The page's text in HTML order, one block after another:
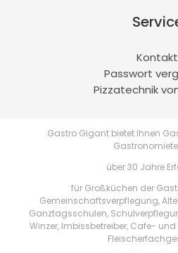
Kontakt
Passwort
Pizzatechnik
Gastro Gigant bietet Ihnen
über 30 Jahre
für Großküchen der
Gemeinschaftsverpflegung,
Ganztagsschulen,
Winzer, Imbissbetreiber, Cafe-